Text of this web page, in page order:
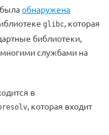
обнаружена
glibc, которая
библиотеки,
службами на
в
, которая входит